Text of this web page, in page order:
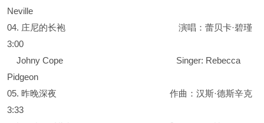
Neville
04. 庄尼的长袍 演唱：蕾贝卡·碧瑾
3:00
Johny Cope Singer: Rebecca
Pidgeon
05. 昨晚深夜 作曲：汉斯·德斯辛克
3:33